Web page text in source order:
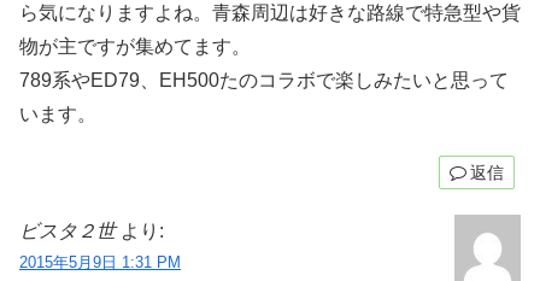
ら気になりますよね。青森周辺は好きな路線で特急型や貨
物が主ですが集めてます。
789系やED79、EH500たのコラボで楽しみたいと思って
います。
返信
ビスタ２世 より:
2015年5月9日 1:31 PM